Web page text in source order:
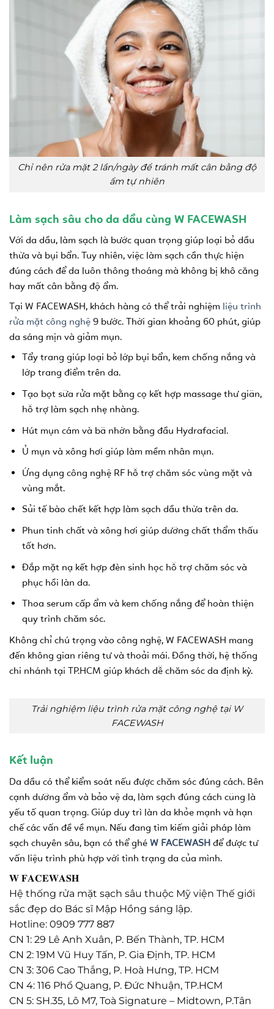
Chỉ nên rửa mặt 2 lần/ngày để tránh mất cân bằng độ
ẩm tự nhiên
Làm sạch sâu cho da dầu cùng W FACEWASH
Với da dầu, làm sạch là bước quan trọng giúp loại bỏ dầu
thừa và bụi bẩn. Tuy nhiên, việc làm sạch cần thực hiện
đúng cách để da luôn thông thoáng mà không bị khô căng
hay mất cân bằng độ ẩm.
Tại W FACEWASH, khách hàng có thể trải nghiệm liệu trình
rửa mặt công nghệ 9 bước. Thời gian khoảng 60 phút, giúp
da sáng mịn và giảm mụn.
Tẩy trang giúp loại bỏ lớp bụi bẩn, kem chống nắng và
lớp trang điểm trên da.
Tạo bọt sữa rửa mặt bằng cọ kết hợp massage thư giãn,
hỗ trợ làm sạch nhẹ nhàng.
Hút mụn cám và bã nhờn bằng đầu Hydrafacial.
Ủ mụn và xông hơi giúp làm mềm nhân mụn.
Ứng dụng công nghệ RF hỗ trợ chăm sóc vùng mặt và
vùng mắt.
Sủi tế bào chết kết hợp làm sạch dầu thừa trên da.
Phun tinh chất và xông hơi giúp dưỡng chất thẩm thấu
tốt hơn.
Đắp mặt nạ kết hợp đèn sinh học hỗ trợ chăm sóc và
phục hồi làn da.
Thoa serum cấp ẩm và kem chống nắng để hoàn thiện
quy trình chăm sóc.
Không chỉ chú trọng vào công nghệ, W FACEWASH mang
đến không gian riêng tư và thoải mái. Đồng thời, hệ thống
chi nhánh tại TP.HCM giúp khách dễ chăm sóc da định kỳ.
Trải nghiệm liệu trình rửa mặt công nghệ tại W
FACEWASH
Kết luận
Da dầu có thể kiểm soát nếu được chăm sóc đúng cách. Bên
cạnh dưỡng ẩm và bảo vệ da, làm sạch đúng cách cũng là
yếu tố quan trọng. Giúp duy trì làn da khỏe mạnh và hạn
chế các vấn đề về mụn. Nếu đang tìm kiếm giải pháp làm
sạch chuyên sâu, bạn có thể ghé W FACEWASH để được tư
vấn liệu trình phù hợp với tình trạng da của mình.
𝐖 𝐅𝐀𝐂𝐄𝐖𝐀𝐒𝐇
Hệ thống rửa mặt sạch sâu thuộc Mỹ viện Thế giới
sắc đẹp do Bác sĩ Mập Hồng sáng lập.
Hotline: 0909 777 887
CN 1: 29 Lê Anh Xuân, P. Bến Thành, TP. HCM
CN 2: 19M Vũ Huy Tấn, P. Gia Định, TP. HCM
CN 3: 306 Cao Thắng, P. Hoà Hưng, TP. HCM
CN 4: 116 Phổ Quang, P. Đức Nhuận, TP.HCM
CN 5: SH.35, Lô M7, Toà Signature – Midtown, P.Tân